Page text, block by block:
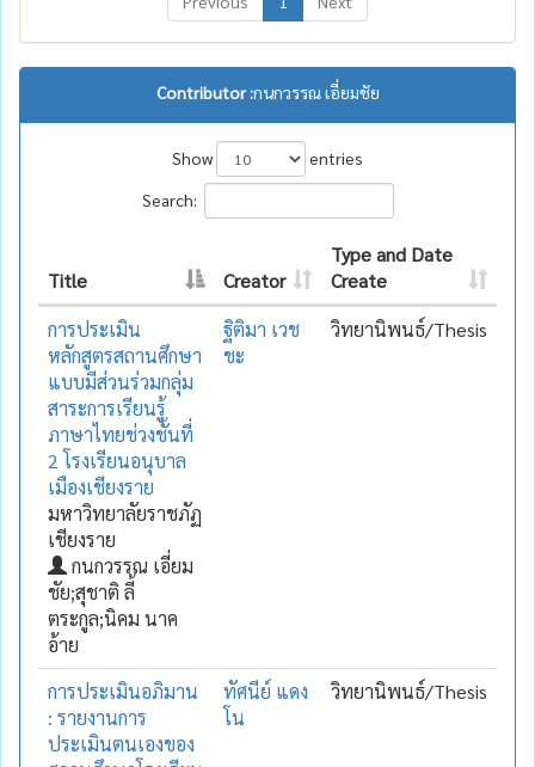
Contributor :กนกวรรณ เอี่ยมชัย
Show
entries
Search:
Title Creator
Type and Date
Create
การประเมิน
หลักสูตรสถานศึกษา
แบบมีส่วนร่วมกลุ่ม
สาระการเรียนรู้
ภาษาไทยช่วงชั้นที่
2 โรงเรียนอนุบาล
เมืองเชียงราย
มหาวิทยาลัยราชภัฏ
เชียงราย
กนกวรรณ เอี่ยม
ชัย;สุชาติ ลี้
ตระกูล;นิคม นาค
อ้าย
ฐิติมา เวช
ชะ
วิทยานิพนธ์/Thesis
การประเมินอภิมาน
: รายงานการ
ประเมินตนเองของ
ทัศนีย์ แดง
โน
วิทยานิพนธ์/Thesis